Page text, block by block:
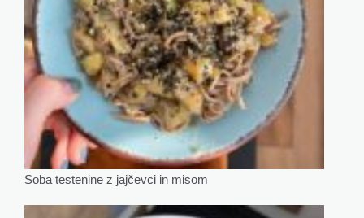
Soba testenine z jajčevci in misom